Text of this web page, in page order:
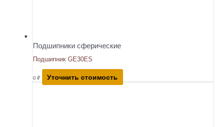
Подшипники сферические
Подшипник GE30ES
0 ₽ Уточнить стоимость